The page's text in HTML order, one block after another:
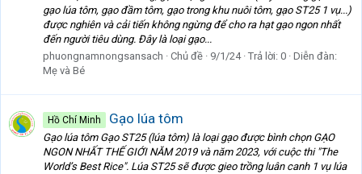
gạo lúa tôm, gạo đầm tôm, gạo trong khu nuôi tôm, gạo ST25 1 vụ...)
được nghiên và cải tiến không ngừng để cho ra hạt gạo ngon nhất
đến người tiêu dùng. Đây là loại gạo...
phuongnamnongsansach
Chủ đề 9/1/24 Trả lời: 0 Diễn đàn:
Mẹ và Bé
Hồ Chí Minh Gạo lúa tôm
Gạo lúa tôm Gạo ST25 (lúa tôm) là loại gạo được bình chọn GẠO
NGON NHẤT THẾ GIỚI NĂM 2019 và năm 2023, với cuộc thi "The
World’s Best Rice". Lúa ST25 sẽ được gieo trồng luân canh 1 vụ lúa